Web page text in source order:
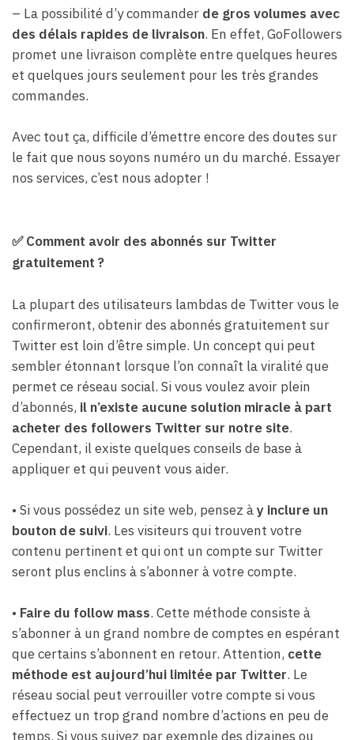
– La possibilité d’y commander de gros volumes avec
des délais rapides de livraison. En effet, GoFollowers
promet une livraison complète entre quelques heures
et quelques jours seulement pour les très grandes
commandes.
Avec tout ça, difficile d’émettre encore des doutes sur
le fait que nous soyons numéro un du marché. Essayer
nos services, c’est nous adopter !
✅Comment avoir des abonnés sur Twitter
gratuitement ?
La plupart des utilisateurs lambdas de Twitter vous le
confirmeront, obtenir des abonnés gratuitement sur
Twitter est loin d’être simple. Un concept qui peut
sembler étonnant lorsque l’on connaît la viralité que
permet ce réseau social. Si vous voulez avoir plein
d’abonnés, il n’existe aucune solution miracle à part
acheter des followers Twitter sur notre site.
Cependant, il existe quelques conseils de base à
appliquer et qui peuvent vous aider.
• Si vous possédez un site web, pensez ày inclure un
bouton de suivi. Les visiteurs qui trouvent votre
contenu pertinent et qui ont un compte sur Twitter
seront plus enclins à s’abonner à votre compte.
• Faire du follow mass. Cette méthode consiste à
s’abonner à un grand nombre de comptes en espérant
que certains s’abonnent en retour. Attention, cette
méthode est aujourd’hui limitée par Twitter. Le
réseau social peut verrouiller votre compte si vous
effectuez un trop grand nombre d’actions en peu de
temps. Si vous suivez par exemple des dizaines ou